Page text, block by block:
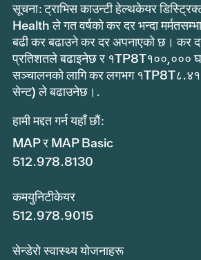
सूचना: ट्राभिस काउन्टी हेल्थकेयर
Health ले गत वर्षको कर दर भन्दा
बढी कर बढाउने कर दर अपनाएको छ। कर
प्रतिशतले बढाइनेछ र १TP8T१००,०००
सञ्चालनको लागि कर लगभग
सेन्ट) ले बढाउनेछ।.
हामी मद्दत गर्न यहाँ छौं:
MAP र MAP Basic
512.978.8130
कमयुनिटीकेयर
512.978.9015
सेन्डेरो स्वास्थ्य योजनाहरू